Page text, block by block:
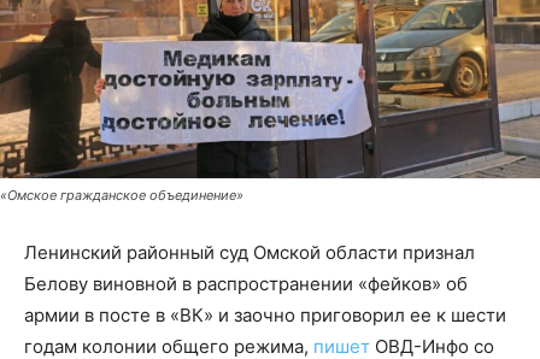
«Омское гражданское объединение»
Ленинский районный суд Омской области признал
Белову виновной в распространении «фейков» об
армии в посте в «ВК» и заочно приговорил ее к шести
годам колонии общего режима, пишет ОВД-Инфо со